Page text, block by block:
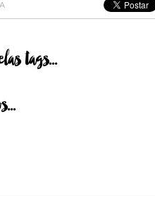
tags...